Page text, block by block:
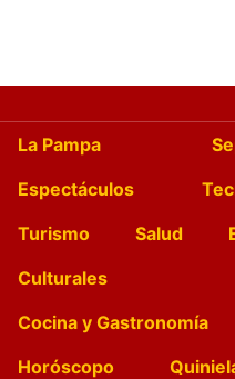
La Pampa
Espectáculos
Turismo
Salud
Culturales
Cocina y Gastronomía
Horóscopo